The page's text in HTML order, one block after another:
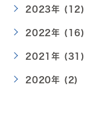
2023年 (12)
2022年 (16)
2021年 (31)
2020年 (2)